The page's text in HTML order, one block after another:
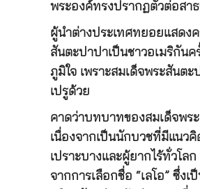
พระองค์ทรงปรากฏตัวต่อสา
ผู้นำต่างประเทศทยอยแสดง
สันตะปาปาเป็นชาวอเมริกัน
ภูมิใจ เพราะสมเด็จพระสันต
เปรูด้วย
คาดว่าบทบาทของสมเด็จพร
เนื่องจากเป็นนักบวชที่มีแนว
เปราะบางและผู้ยากไร้ทั่วโ
จากการเลือกชื่อ “เลโอ” ซึ่